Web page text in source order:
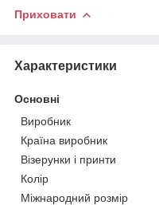
Приховати
Характеристики
Основні
Виробник
Країна виробник
Візерунки і принти
Колір
Міжнародний розмір